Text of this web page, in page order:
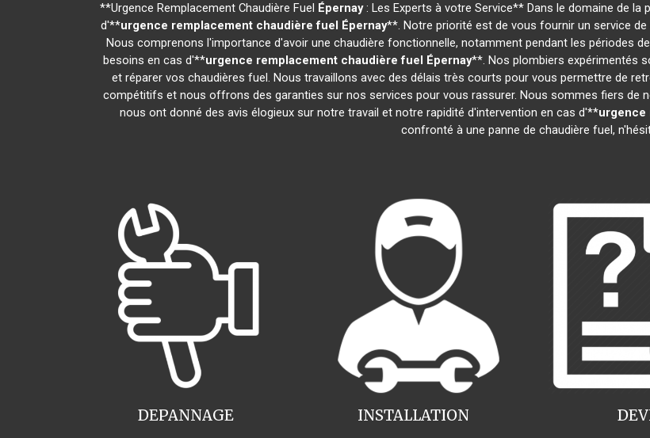
**Urgence Remplacement Chaudière Fuel Épernay: Les Experts à votre Service** Dans le domaine de
d'**urgence remplacement chaudière fuel Épernay**. Notre priorité est de vous fournir un service
Nous comprenons l'importance d'avoir une chaudière fonctionnelle, notamment pendant les périodes
besoins en cas d'**urgence remplacement chaudière fuel Épernay**. Nos plombiers expérimentés
et réparer vos chaudières fuel. Nous travaillons avec des délais très courts pour vous permettre de
compétitifs et nous offrons des garanties sur nos services pour vous rassurer. Nous sommes fiers de
nous ont donné des avis élogieux sur notre travail et notre rapidité d'intervention en cas d'**urgence
confronté à une panne de chaudière fuel,
INSTALLATION
DEPANNAGE